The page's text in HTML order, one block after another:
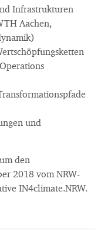
Infrastrukturen
Aachen,
und
den
2018 vom NRW-
IN4climate.NRW.